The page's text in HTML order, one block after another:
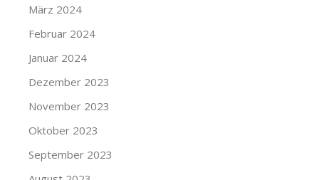
März 2024
Februar 2024
Januar 2024
Dezember 2023
November 2023
Oktober 2023
September 2023